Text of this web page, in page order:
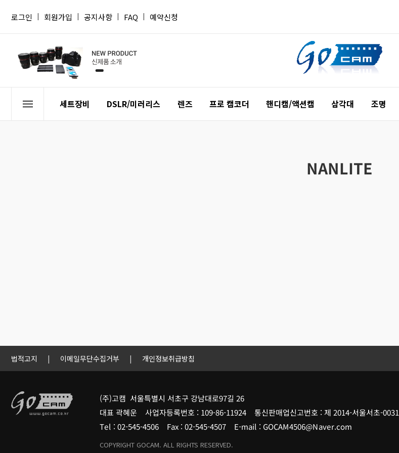
로그인 | 회원가입 | 공지사항 | FAQ | 예약신청
세트장비 DSLR/미러리스 렌즈 프로 캠코더 핸디캠/액션캠 삼각대 조명
NANLITE
법적고지 | 이메일무단수집거부 | 개인정보취급방침
(주)고캠 서울특별시 서초구 강남대로97길 26
대표 곽혜운 사업자등록번호 : 109-86-11924 통신판매업신고번호 : 제 2014-서울서초-0031
Tel : 02-545-4506 Fax : 02-545-4507 E-mail : GOCAM4506@Naver.com
COPYRIGHT GOCAM. ALL RIGHTS RESERVED.